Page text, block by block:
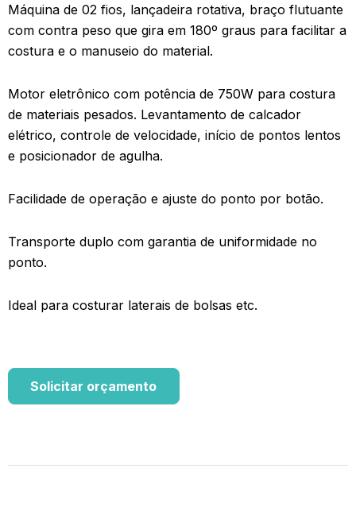
Máquina de 02 fios, lançadeira rotativa, braço flutuante
com contra peso que gira em 180º graus para facilitar a
costura e o manuseio do material.
Motor eletrônico com potência de 750W para costura
de materiais pesados. Levantamento de calcador
elétrico, controle de velocidade, início de pontos lentos
e posicionador de agulha.
Facilidade de operação e ajuste do ponto por botão.
Transporte duplo com garantia de uniformidade no
ponto.
Ideal para costurar laterais de bolsas etc.
Solicitar orçamento